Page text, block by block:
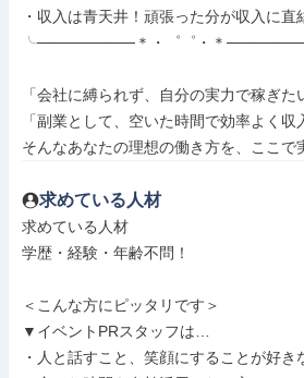
・収入は青天井！頑張った分が収入に直
╰─────────＊・゜゜・＊
「会社に縛られず、自分の実力で稼ぎた
「副業として、空いた時間で効率よく収
そんなあなたの理想の働き方を、ここで
求めている人材
求めている人材
学歴・経験・年齢不問！
＜こんな方にピッタリです＞
▼イベントPRスタッフは…
・人と話すこと、笑顔にすることが好き